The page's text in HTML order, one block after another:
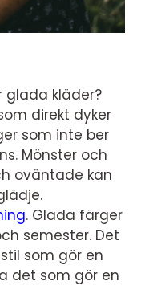
glada kläder?
direkt dyker
som inte ber
Mönster och
oväntade kan
. Glada färger
semester. Det
som gör en
det som gör en